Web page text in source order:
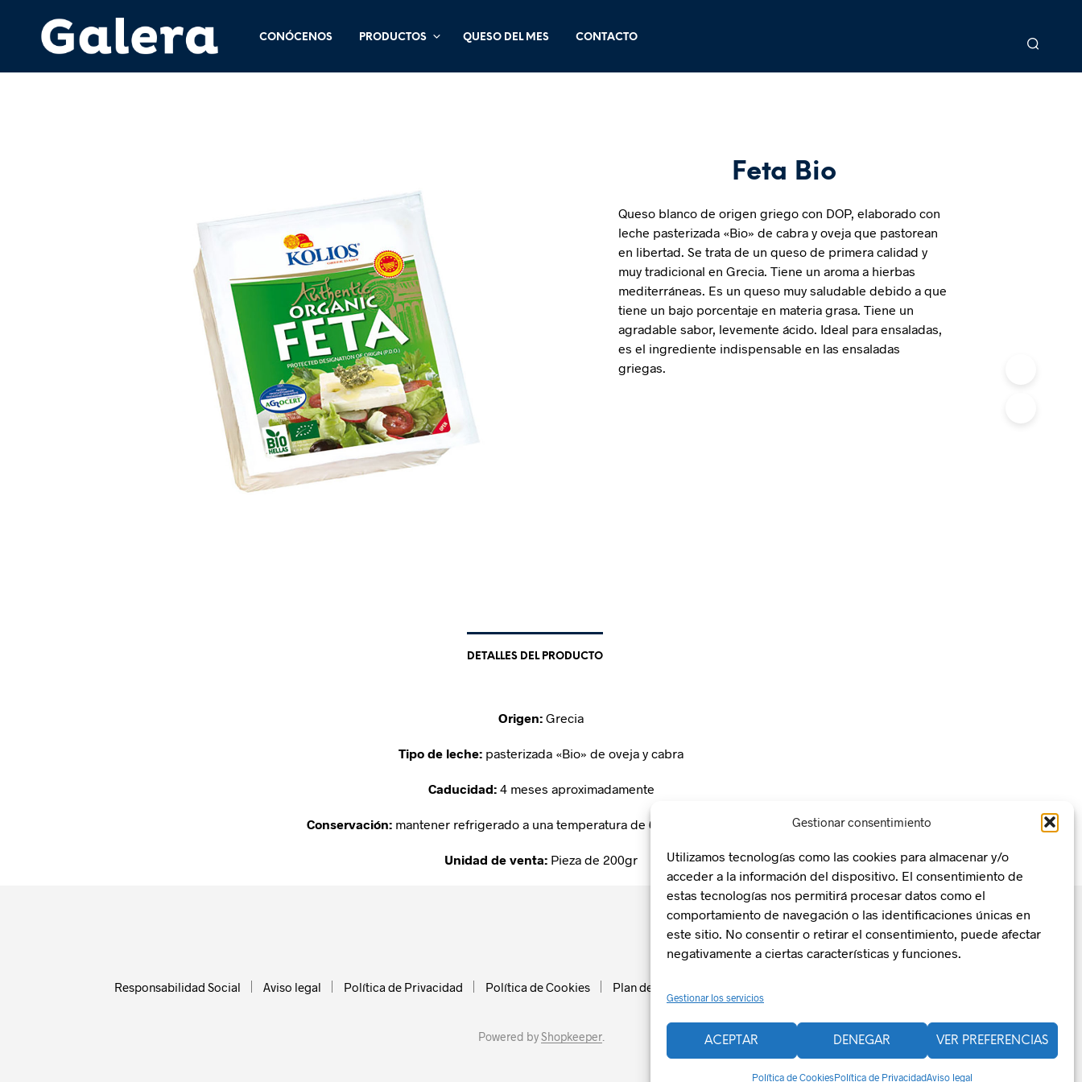
Gestionar consentimiento
Utilizamos tecnologías como las cookies para almacenar y/o
acceder a la información del dispositivo. El consentimiento de
estas tecnologías nos permitirá procesar datos como el
comportamiento de navegación o las identificaciones únicas en
este sitio. No consentir o retirar el consentimiento, puede afectar
negativamente a ciertas características y funciones.
Gestionar los servicios
ACEPTAR DENEGAR VER PREFERENCIAS
Política de CookiesPolítica de PrivacidadAviso legal
CONÓCENOS PRODUCTOS QUESO DEL MES CONTACTO
Feta Bio
Queso blanco de origen griego con DOP, elaborado con
leche pasterizada «Bio» de cabra y oveja que pastorean
en libertad. Se trata de un queso de primera calidad y
muy tradicional en Grecia. Tiene un aroma a hierbas
mediterráneas. Es un queso muy saludable debido a que
tiene un bajo porcentaje en materia grasa. Tiene un
agradable sabor, levemente ácido. Ideal para ensaladas,
es el ingrediente indispensable en las ensaladas
griegas.
DETALLES DEL PRODUCTO
Origen: Grecia
Tipo de leche: pasterizada «Bio» de oveja y cabra
Caducidad:4 meses aproximadamente
Conservación:mantener refrigerado a una temperatura de 6ºC aproximadamente
Unidad de venta: Pieza de 200gr
Responsabilidad Social Aviso legal Política de Privacidad Política de Cookies Plan de Recuperación, Transformación y Resiliencia
Powered byShopkeeper.